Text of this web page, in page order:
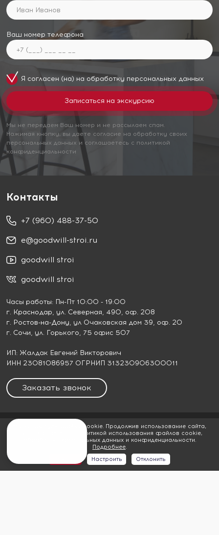
Ваш номер телефона
Я согласен (на) на обработку персональных данных
Мы не передаем Ваш номер и не рассылаем спам.
Нажимая кнопку, вы даете согласие на обработку своих
персональных данных и соглашаетесь с политикой
конфиденциальности
Контакты
+7 (960) 488-37-50
e@goodwill-stroi.ru
goodwill stroi
goodwill stroi
Часы работы: Пн-Пт 10:00 - 19:00
г. Краснодар, ул. Северная, 490, оф. 208
г. Ростов-на-Дону, ул Очаковская дом 39, оф. 20
г. Сочи, ул. Горького, 75 офис 507
ИП: Жалдак Евгений Викторович
ИНН 23081086957 ОГРНИП 313230906300011
Заказать звонок
Политика обработки персональных данных
Оферта видеохостинга
Мы используем файлы cookie. Продолжив использование сайта,
Вы соглашаетесь с политикой использования файлов cookie,
обработки персональных данных и конфиденциальности.
Подробнее.
Настроить Отклонить